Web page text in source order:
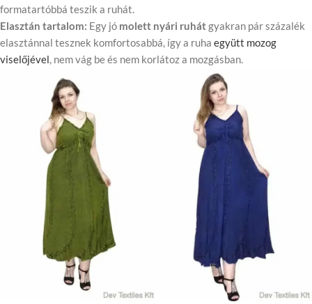
formatartóbbá teszik a ruhát.
Elasztán tartalom: Egy jó molett nyári ruhátgyakran pár százalék
elasztánnal tesznek komfortosabbá, így a ruha együtt mozog
viselőjével, nem vág be és nem korlátoz a mozgásban.